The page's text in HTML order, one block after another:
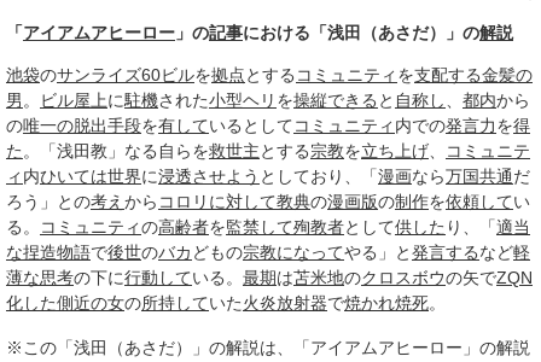
「アイアムアヒーロー 」の記事における「浅田（あさだ）」の解説
池袋のサンライズ60ビルを拠点とする コミュニティ を支配する金髪の
男。 ビル屋上に駐機された小型ヘリ を操縦できる と 自称し、 都内から
の唯一の脱出手段を有しているとしてコミュニティ 内での発言力を得
た。「浅田教」なる自らを救世主とする宗教を立ち上げ、
コミュニテ
ィ 内ひいては世界に浸透させよう としており、「漫画なら万国共通だ
ろう」との考え から コロリ に対して教典の漫画版の制作を依頼してい
る。
コミュニティの高齢者を監禁して殉教者として供した り、「適当
な捏造物語で後世のバカ どもの宗教になってやる」と発言するなど軽
薄な思考の下に行動している。 最期は苫米地のクロスボウの矢でZQN
化した側近の女の所持していた火炎放射器で焼かれ焼死。
※この「浅田（あさだ）」の解説は、「アイアムアヒーロー」の解説